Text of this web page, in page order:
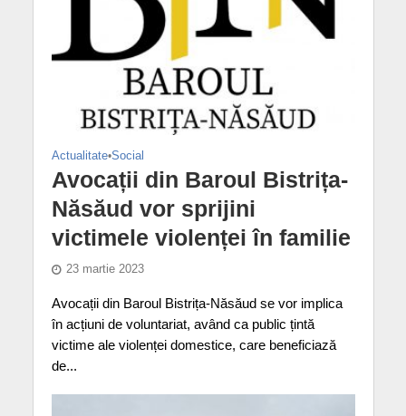
Actualitate•Social
Avocații din Baroul Bistrița-
Năsăud vor sprijini
victimele violenței în familie
23 martie 2023
Avocații din Baroul Bistrița-Năsăud se vor implica
în acțiuni de voluntariat, având ca public țintă
victime ale violenței domestice, care beneficiază
de...